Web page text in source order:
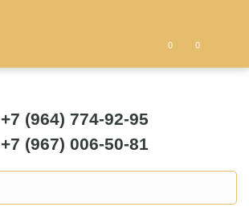
0 0
+7 (964) 774-92-95
+7 (967) 006-50-81